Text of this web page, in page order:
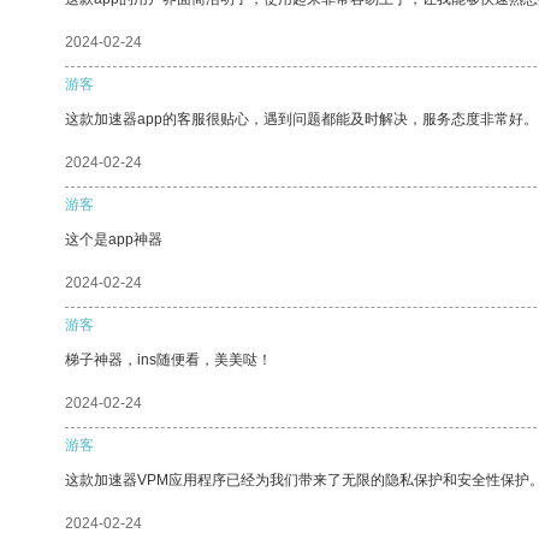
2024-02-24
游客
这款加速器app的客服很贴心，遇到问题都能及时解决，服务态度非常好。
2024-02-24
游客
这个是app神器
2024-02-24
游客
梯子神器，ins随便看，美美哒！
2024-02-24
游客
这款加速器VPM应用程序已经为我们带来了无限的隐私保护和安全性保护
2024-02-24